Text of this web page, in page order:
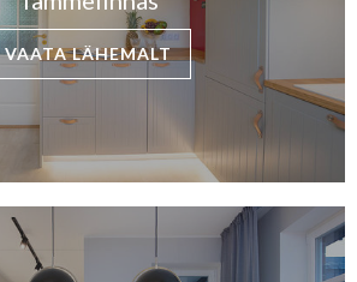
VAATA LÄHEMALT